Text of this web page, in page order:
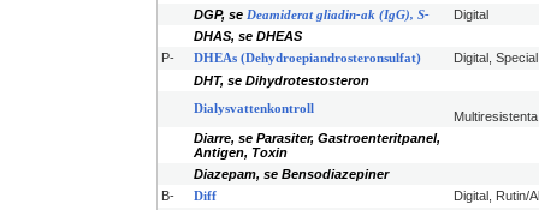
DGP, se Deamiderat gliadin-ak (IgG), S-
Digital
DHAS, se DHEAS
P-
DHEAs (Dehydroepiandrosteronsulfat)
Digital,
DHT, se Dihydrotestosteron
Dialysvattenkontroll
Diarre, se Parasiter, Gastroenteritpanel,
Antigen, Toxin
Diazepam, se Bensodiazepiner
B-
Diff
Digital, Rutin/